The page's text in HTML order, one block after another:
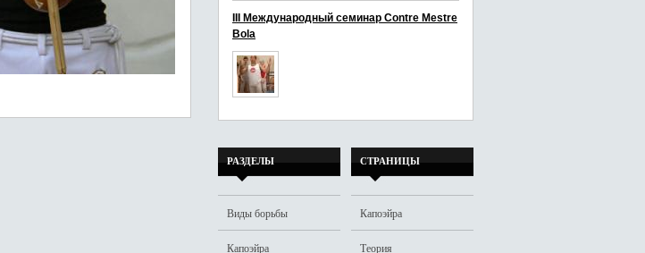
III Международный семинар Contre Mestre
Bola
РАЗДЕЛЫ
Виды борьбы
Капоэйра
СТРАНИЦЫ
Капоэйра
Теория